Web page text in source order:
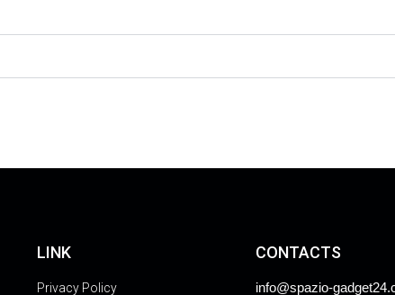
LINK
Privacy Policy
CONTACTS
info@spazio-